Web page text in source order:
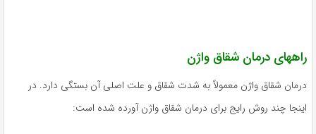
راههای درمان شقاق واژن
درمان شقاق واژن معمولاً به شدت شقاق و علت اصلی آن بستگی دارد. در
اینجا چند روش رایج برای درمان شقاق واژن آورده شده است: